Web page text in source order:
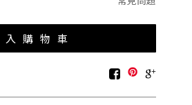
常見問題